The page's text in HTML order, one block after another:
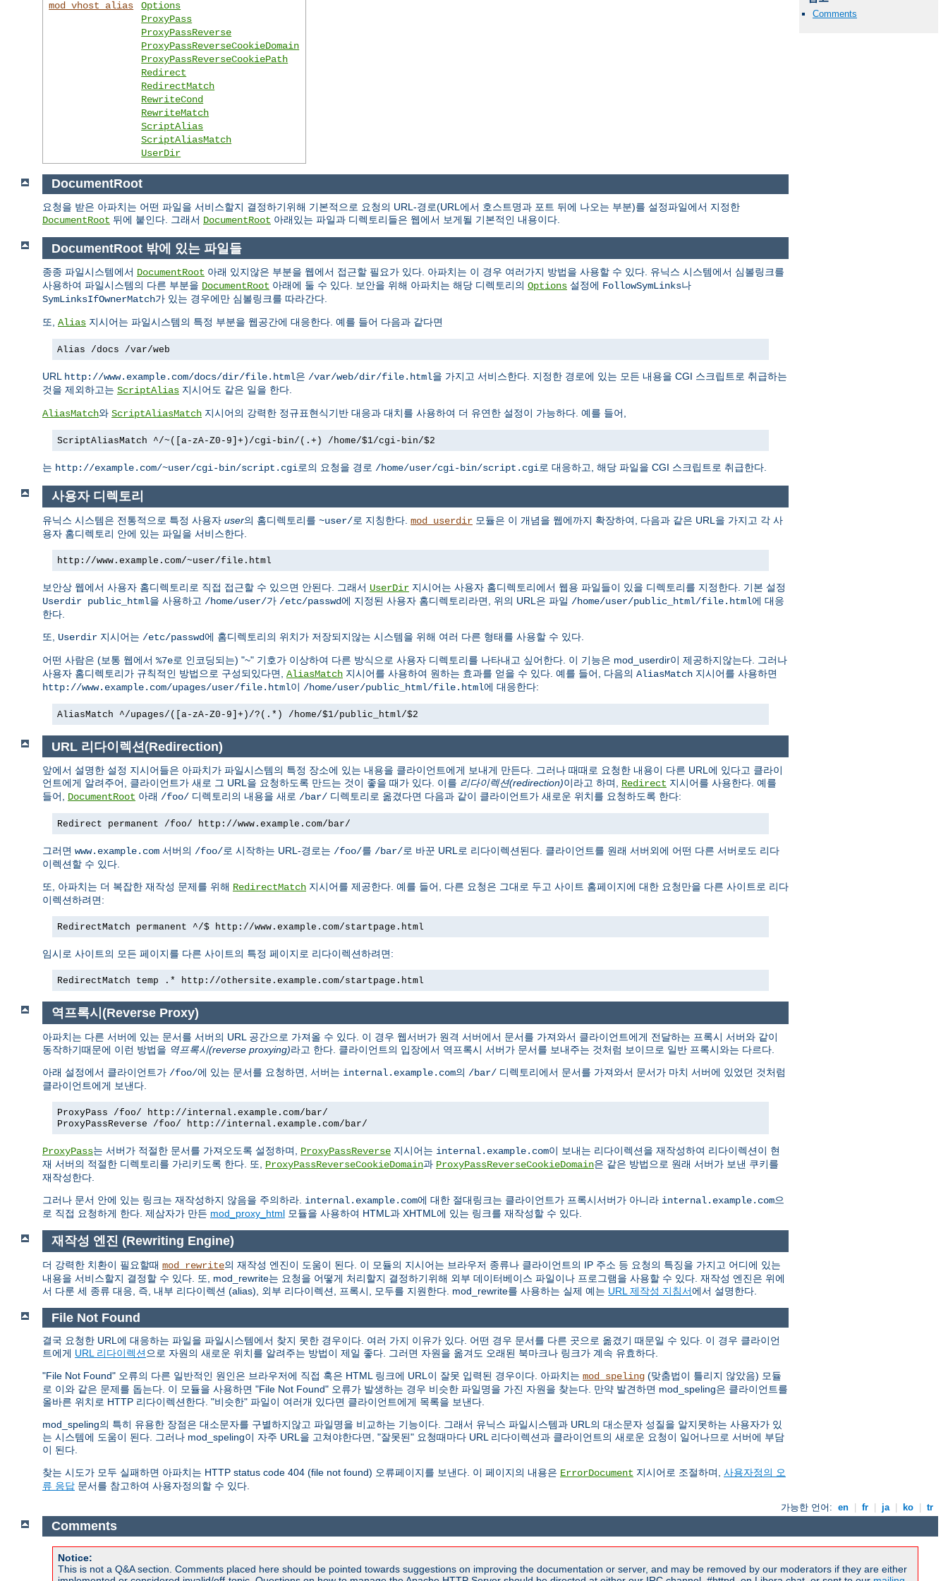
Comments
mod_vhost_alias
Options
ProxyPass
ProxyPassReverse
ProxyPassReverseCookieDomain
ProxyPassReverseCookiePath
Redirect
RedirectMatch
RewriteCond
RewriteMatch
ScriptAlias
ScriptAliasMatch
UserDir
DocumentRoot
요청을 받은 아파치는 어떤 파일을 서비스할지 결정하기위해 기본적으로 요청의 URL-경로(URL에서 호스트명과 포트 뒤에 나오는 부분)를 설정파일에서 지정한
DocumentRoot 뒤에 붙인다. 그래서 DocumentRoot 아래있는 파일과 디렉토리들은 웹에서 보게될 기본적인 내용이다.
DocumentRoot 밖에 있는 파일들
종종 파일시스템에서 DocumentRoot 아래 있지않은 부분을 웹에서 접근할 필요가 있다. 아파치는 이 경우 여러가지 방법을 사용할 수 있다. 유닉스 시스템에서 심볼링크를
사용하여 파일시스템의 다른 부분을 DocumentRoot 아래에 둘 수 있다. 보안을 위해 아파치는 해당 디렉토리의 Options 설정에 FollowSymLinks나
SymLinksIfOwnerMatch가 있는 경우에만 심볼링크를 따라간다.
또, Alias 지시어는 파일시스템의 특정 부분을 웹공간에 대응한다. 예를 들어 다음과 같다면
Alias /docs /var/web
URL http://www.example.com/docs/dir/file.html은 /var/web/dir/file.html을 가지고 서비스한다. 지정한 경로에 있는 모든 내용을 CGI 스크립트로 취급하는
것을 제외하고는 ScriptAlias 지시어도 같은 일을 한다.
AliasMatch와 ScriptAliasMatch 지시어의 강력한 정규표현식기반 대응과 대치를 사용하여 더 유연한 설정이 가능하다. 예를 들어,
ScriptAliasMatch ^/~([a-zA-Z0-9]+)/cgi-bin/(.+) /home/$1/cgi-bin/$2
는 http://example.com/~user/cgi-bin/script.cgi로의 요청을 경로 /home/user/cgi-bin/script.cgi로 대응하고, 해당 파일을 CGI 스크립트로 취급한다.
사용자 디렉토리
유닉스 시스템은 전통적으로 특정 사용자 user의 홈디렉토리를 ~user/로 지칭한다. mod_userdir 모듈은 이 개념을 웹에까지 확장하여, 다음과 같은 URL을 가지고 각 사
용자 홈디렉토리 안에 있는 파일을 서비스한다.
http://www.example.com/~user/file.html
보안상 웹에서 사용자 홈디렉토리로 직접 접근할 수 있으면 안된다. 그래서 UserDir 지시어는 사용자 홈디렉토리에서 웹용 파일들이 있을 디렉토리를 지정한다. 기본 설정
Userdir public_html을 사용하고 /home/user/가 /etc/passwd에 지정된 사용자 홈디렉토리라면, 위의 URL은 파일 /home/user/public_html/file.html에 대응
한다.
또, Userdir 지시어는 /etc/passwd에 홈디렉토리의 위치가 저장되지않는 시스템을 위해 여러 다른 형태를 사용할 수 있다.
어떤 사람은 (보통 웹에서 %7e로 인코딩되는) "~" 기호가 이상하여 다른 방식으로 사용자 디렉토리를 나타내고 싶어한다. 이 기능은 mod_userdir이 제공하지않는다. 그러나
사용자 홈디렉토리가 규칙적인 방법으로 구성되있다면, AliasMatch 지시어를 사용하여 원하는 효과를 얻을 수 있다. 예를 들어, 다음의 AliasMatch 지시어를 사용하면
http://www.example.com/upages/user/file.html이 /home/user/public_html/file.html에 대응한다:
AliasMatch ^/upages/([a-zA-Z0-9]+)/?(.*) /home/$1/public_html/$2
URL 리다이렉션(Redirection)
앞에서 설명한 설정 지시어들은 아파치가 파일시스템의 특정 장소에 있는 내용을 클라이언트에게 보내게 만든다. 그러나 때때로 요청한 내용이 다른 URL에 있다고 클라이
언트에게 알려주어, 클라이언트가 새로 그 URL을 요청하도록 만드는 것이 좋을 때가 있다. 이를 리다이렉션(redirection)이라고 하며, Redirect 지시어를 사용한다. 예를
들어, DocumentRoot 아래 /foo/ 디렉토리의 내용을 새로 /bar/ 디렉토리로 옮겼다면 다음과 같이 클라이언트가 새로운 위치를 요청하도록 한다:
Redirect permanent /foo/ http://www.example.com/bar/
그러면 www.example.com 서버의 /foo/로 시작하는 URL-경로는 /foo/를 /bar/로 바꾼 URL로 리다이렉션된다. 클라이언트를 원래 서버외에 어떤 다른 서버로도 리다
이렉션할 수 있다.
또, 아파치는 더 복잡한 재작성 문제를 위해 RedirectMatch 지시어를 제공한다. 예를 들어, 다른 요청은 그대로 두고 사이트 홈페이지에 대한 요청만을 다른 사이트로 리다
이렉션하려면:
RedirectMatch permanent ^/$ http://www.example.com/startpage.html
임시로 사이트의 모든 페이지를 다른 사이트의 특정 페이지로 리다이렉션하려면:
RedirectMatch temp .* http://othersite.example.com/startpage.html
역프록시(Reverse Proxy)
아파치는 다른 서버에 있는 문서를 서버의 URL 공간으로 가져올 수 있다. 이 경우 웹서버가 원격 서버에서 문서를 가져와서 클라이언트에게 전달하는 프록시 서버와 같이
동작하기때문에 이런 방법을 역프록시(reverse proxying)라고 한다. 클라이언트의 입장에서 역프록시 서버가 문서를 보내주는 것처럼 보이므로 일반 프록시와는 다르다.
아래 설정에서 클라이언트가 /foo/에 있는 문서를 요청하면, 서버는 internal.example.com의 /bar/ 디렉토리에서 문서를 가져와서 문서가 마치 서버에 있었던 것처럼
클라이언트에게 보낸다.
ProxyPass /foo/ http://internal.example.com/bar/
ProxyPassReverse /foo/ http://internal.example.com/bar/
ProxyPass는 서버가 적절한 문서를 가져오도록 설정하며, ProxyPassReverse 지시어는 internal.example.com이 보내는 리다이렉션을 재작성하여 리다이렉션이 현
재 서버의 적절한 디렉토리를 가리키도록 한다. 또, ProxyPassReverseCookieDomain과 ProxyPassReverseCookieDomain은 같은 방법으로 원래 서버가 보낸 쿠키를
재작성한다.
그러나 문서 안에 있는 링크는 재작성하지 않음을 주의하라. internal.example.com에 대한 절대링크는 클라이언트가 프록시서버가 아니라 internal.example.com으
로 직접 요청하게 한다. 제삼자가 만든 mod_proxy_html 모듈을 사용하여 HTML과 XHTML에 있는 링크를 재작성할 수 있다.
재작성 엔진 (Rewriting Engine)
더 강력한 치환이 필요할때 mod_rewrite의 재작성 엔진이 도움이 된다. 이 모듈의 지시어는 브라우저 종류나 클라이언트의 IP 주소 등 요청의 특징을 가지고 어디에 있는
내용을 서비스할지 결정할 수 있다. 또, mod_rewrite는 요청을 어떻게 처리할지 결정하기위해 외부 데이터베이스 파일이나 프로그램을 사용할 수 있다. 재작성 엔진은 위에
서 다룬 세 종류 대응, 즉, 내부 리다이렉션 (alias), 외부 리다이렉션, 프록시, 모두를 지원한다. mod_rewrite를 사용하는 실제 예는 URL 제작성 지침서에서 설명한다.
File Not Found
결국 요청한 URL에 대응하는 파일을 파일시스템에서 찾지 못한 경우이다. 여러 가지 이유가 있다. 어떤 경우 문서를 다른 곳으로 옮겼기 때문일 수 있다. 이 경우 클라이언
트에게 URL 리다이렉션으로 자원의 새로운 위치를 알려주는 방법이 제일 좋다. 그러면 자원을 옮겨도 오래된 북마크나 링크가 계속 유효하다.
"File Not Found" 오류의 다른 일반적인 원인은 브라우저에 직접 혹은 HTML 링크에 URL이 잘못 입력된 경우이다. 아파치는 mod_speling (맞춤법이 틀리지 않았음) 모듈
로 이와 같은 문제를 돕는다. 이 모듈을 사용하면 "File Not Found" 오류가 발생하는 경우 비슷한 파일명을 가진 자원을 찾는다. 만약 발견하면 mod_speling은 클라이언트를
올바른 위치로 HTTP 리다이렉션한다. "비슷한" 파일이 여러개 있다면 클라이언트에게 목록을 보낸다.
mod_speling의 특히 유용한 장점은 대소문자를 구별하지않고 파일명을 비교하는 기능이다. 그래서 유닉스 파일시스템과 URL의 대소문자 성질을 알지못하는 사용자가 있
는 시스템에 도움이 된다. 그러나 mod_speling이 자주 URL을 고쳐야한다면, "잘못된" 요청때마다 URL 리다이렉션과 클라이언트의 새로운 요청이 일어나므로 서버에 부담
이 된다.
찾는 시도가 모두 실패하면 아파치는 HTTP status code 404 (file not found) 오류페이지를 보낸다. 이 페이지의 내용은 ErrorDocument 지시어로 조절하며, 사용자정의 오
류 응답 문서를 참고하여 사용자정의할 수 있다.
가능한 언어: en fr ja ko tr
Comments
Notice:
This is not a Q&A section. Comments placed here should be pointed towards suggestions on improving the documentation or server, and may be removed by our moderators if they are either